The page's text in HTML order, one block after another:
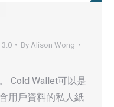
3.0 By Alison Wong
Cold Wallet可以是
用戶資料的私人紙